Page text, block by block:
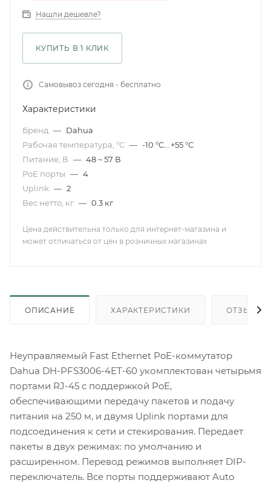
Нашли дешевле?
КУПИТЬ В 1 КЛИК
Самовывоз сегодня - бесплатно
Характеристики
Бренд — Dahua
Рабочая температура, °С — -10 °С… +55 °С
Питание, В — 48 ~ 57 В
PoE порты — 4
Uplink — 2
Вес нетто, кг — 0.3 кг
Цена действительна только для интернет-магазина и
может отличаться от цен в розничных магазинах .
ОПИСАНИЕ ХАРАКТЕРИСТИКИ ОТЗЫВЫ
Неуправляемый Fast Ethernet PoE-коммутатор
Dahua DH-PFS3006-4ET-60 укомплектован четырьмя
портами RJ-45 с поддержкой PoE,
обеспечивающими передачу пакетов и подачу
питания на 250 м, и двумя Uplink портами для
подсоединения к сети и стекирования. Передает
пакеты в двух режимах: по умолчанию и
расширенном. Перевод режимов выполняет DIP-
переключатель. Все порты поддерживают Auto